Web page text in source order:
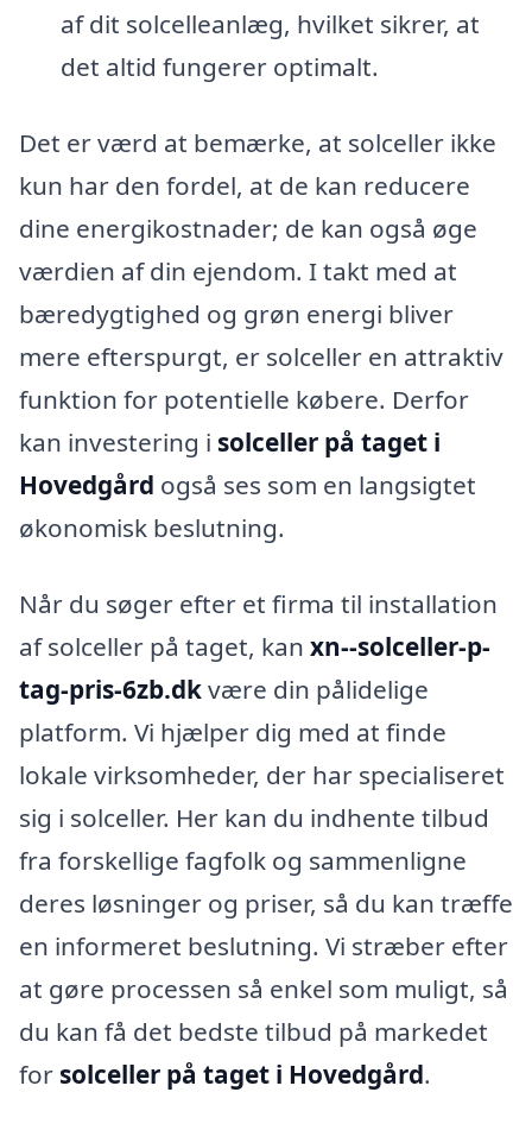
af dit solcelleanlæg, hvilket sikrer, at
det altid fungerer optimalt.
Det er værd at bemærke, at solceller ikke
kun har den fordel, at de kan reducere
dine energikostnader; de kan også øge
værdien af din ejendom. I takt med at
bæredygtighed og grøn energi bliver
mere efterspurgt, er solceller en attraktiv
funktion for potentielle købere. Derfor
kan investering i solceller på taget i
Hovedgård også ses som en langsigtet
økonomisk beslutning.
Når du søger efter et firma til installation
af solceller på taget, kan xn--solceller-p-
tag-pris-6zb.dkvære din pålidelige
platform. Vi hjælper dig med at finde
lokale virksomheder, der har specialiseret
sig i solceller. Her kan du indhente tilbud
fra forskellige fagfolk og sammenligne
deres løsninger og priser, så du kan træffe
en informeret beslutning. Vi stræber efter
at gøre processen så enkel som muligt, så
du kan få det bedste tilbud på markedet
for solceller på taget i Hovedgård.